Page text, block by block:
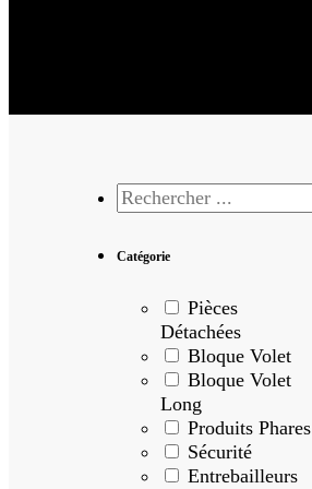
Rechercher
...
Catégorie
Pièces
Détachées
Bloque Volet
Bloque Volet
Long
Produits Phares
Sécurité
Entrebailleurs